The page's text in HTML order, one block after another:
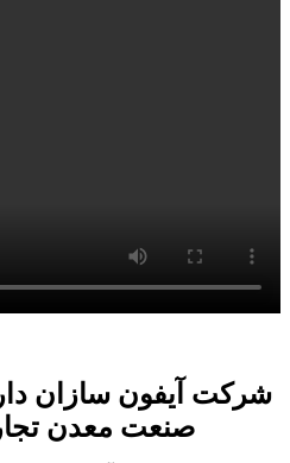
شرکت آیفون سازان
صنعت معدن